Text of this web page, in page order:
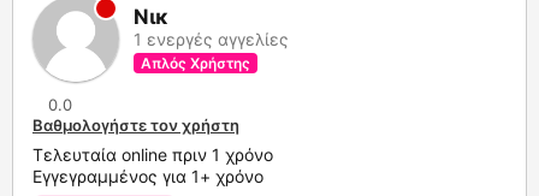
Νικ
1 ενεργές αγγελίες
Απλός Χρήστης
0.0
Βαθμολογήστε τον χρήστη
Τελευταία online πριν 1 χρόνο
Εγγεγραμμένος για 1+ χρόνο